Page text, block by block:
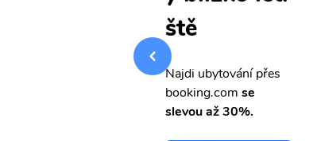
vnými letenkami od ob
ště
Najdi ubytování přes
booking.com se
slevou až 30%.